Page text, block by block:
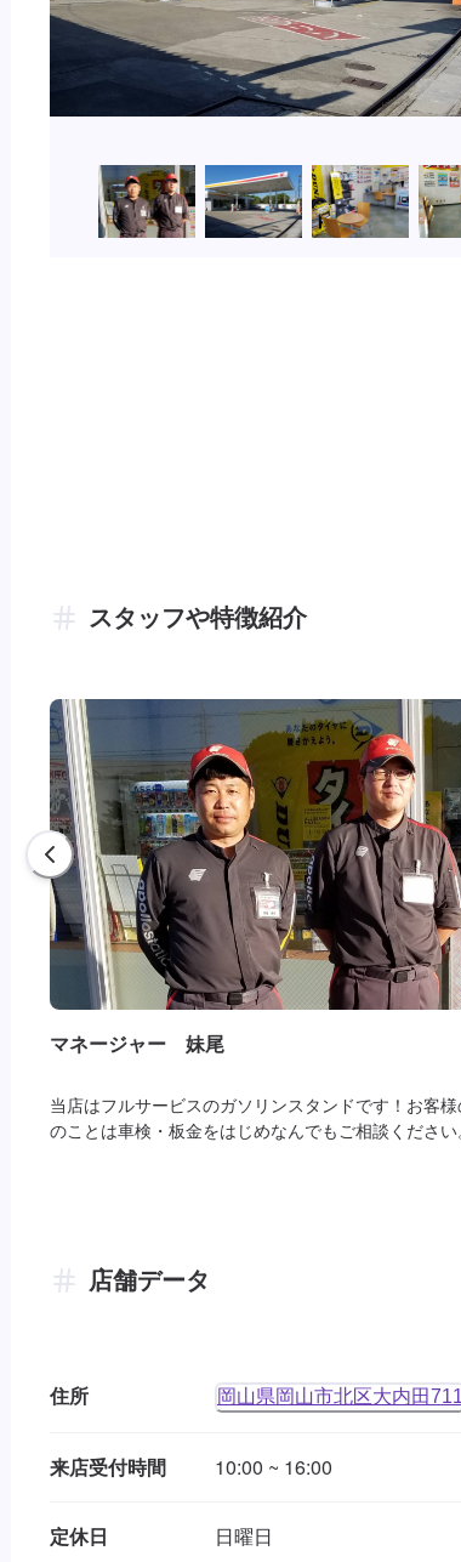
スタッフや特徴紹介
マネージャー 妹尾
当店はフルサービスのガソリンスタンドです！お客
のことは車検・板金をはじめなんでもご相談ください。
店舗データ
住所 岡山県岡山市北区大内田711
来店受付時間 10:00 ~ 16:00
定休日 日曜日